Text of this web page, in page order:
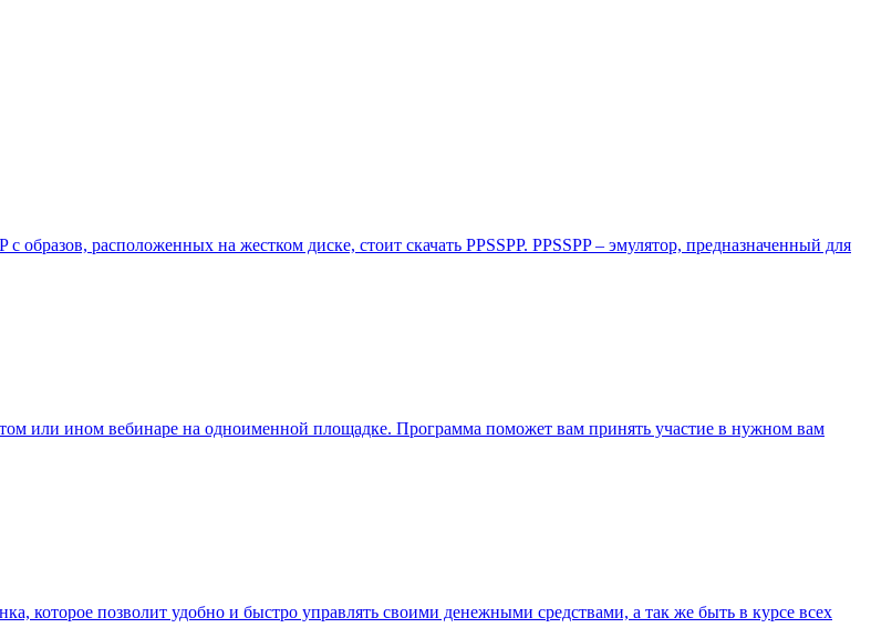
образов, расположенных на жестком диске, стоит скачать PPSSPP. PPSSPP – эмулятор, предназначенный для
или ином вебинаре на одноименной площадке. Программа поможет вам принять участие в нужном вам
которое позволит удобно и быстро управлять своими денежными средствами, а так же быть в курсе всех